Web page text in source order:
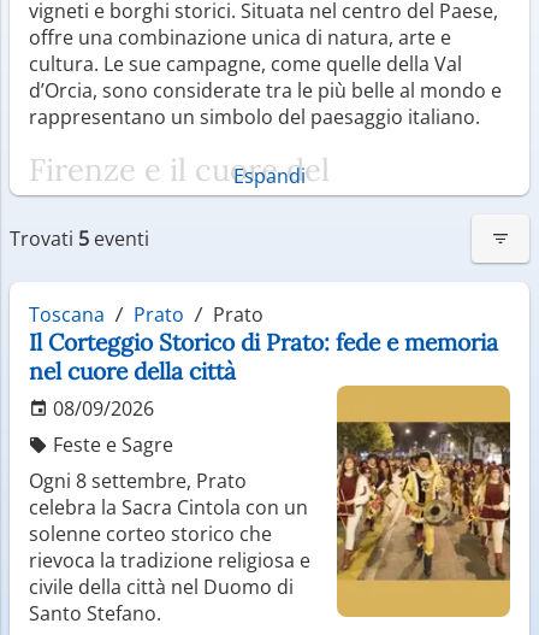
vigneti e borghi storici. Situata nel centro del Paese,
offre una combinazione unica di natura, arte e
cultura. Le sue campagne, come quelle della Val
d’Orcia, sono considerate tra le più belle al mondo e
rappresentano un simbolo del paesaggio italiano.
Firenze e il cuore del
Rinascimento
Il capoluogo Firenze è il fulcro culturale della regione
e una delle città più importanti della storia dell’arte.
Qui nacque il Rinascimento, grazie a figure come
Leonardo da Vinci e Michelangelo Buonarroti.
Monumenti come il Duomo di Firenze e la Galleria
degli Uffizi attirano milioni di visitatori, offrendo un
viaggio tra capolavori senza tempo.
Borghi storici e tradizioni
autentiche
La Toscana è costellata di borghi medievali
perfettamente conservati. Località come San
Gimignano, famosa per le sue torri, e
Espandi
Trovati 5 eventi
Toscana Prato Prato
Il Corteggio Storico di Prato: fede e memoria
nel cuore della città
08/09/2026
Feste e Sagre
Ogni 8 settembre, Prato
celebra la Sacra Cintola con un
solenne corteo storico che
rievoca la tradizione religiosa e
civile della città nel Duomo di
Santo Stefano.